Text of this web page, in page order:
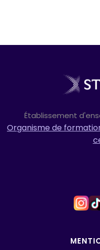
Établissement
Organisme de